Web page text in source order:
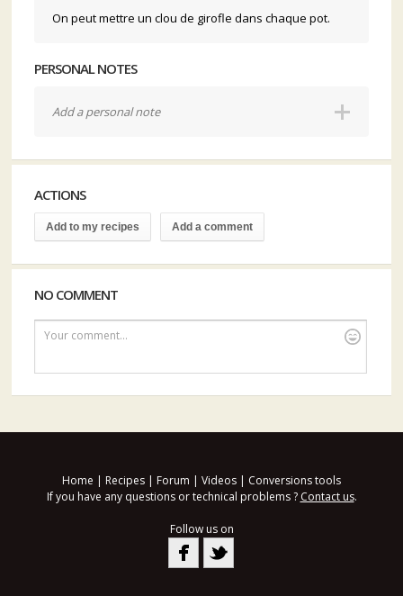
On peut mettre un clou de girofle dans chaque pot.
PERSONAL NOTES
Add a personal note
ACTIONS
Add to my recipes Add a comment
NO COMMENT
Your comment...
Home | Recipes | Forum | Videos | Conversions tools
If you have any questions or technical problems ? Contact us.
Follow us on